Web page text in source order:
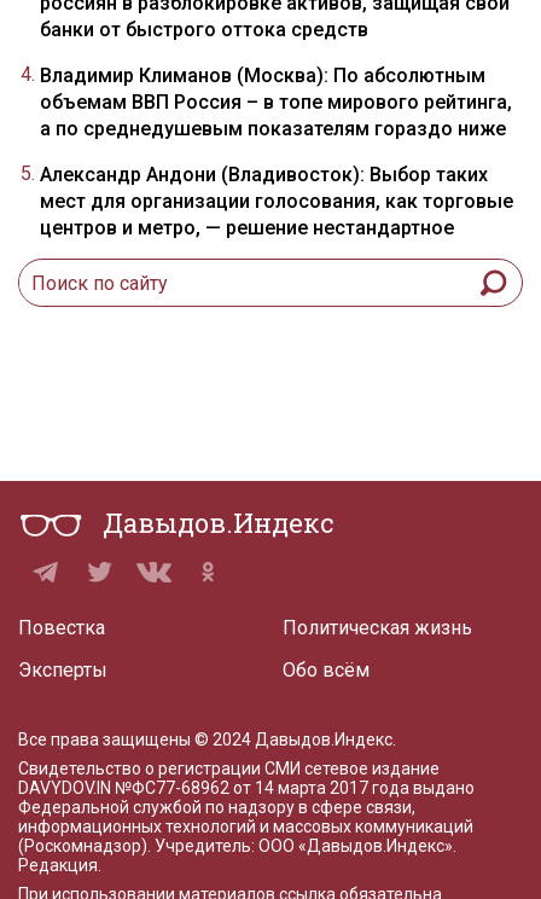
банки от быстрого оттока средств
Владимир Климанов (Москва): По абсолютным
объемам ВВП Россия – в топе мирового рейтинга,
а по среднедушевым показателям гораздо ниже
Александр Андони (Владивосток): Выбор таких
мест для организации голосования, как торговые
центров и метро, — решение нестандартное
Давыдов.Индекс
Повестка
Эксперты
Политическая жизнь
Обо всём
Все права защищены © 2024 Давыдов.Индекс.
Свидетельство о регистрации СМИ сетевое издание
DAVYDOV.IN №ФС77-68962 от 14 марта 2017 года выдано
Федеральной службой по надзору в сфере связи,
информационных технологий и массовых коммуникаций
(Роскомнадзор). Учредитель: ООО «Давыдов.Индекс».
Редакция
При использовании материалов ссылка обязательна.